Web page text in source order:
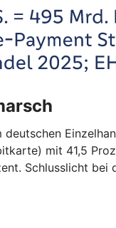
mit 41,5
Schlusslicht